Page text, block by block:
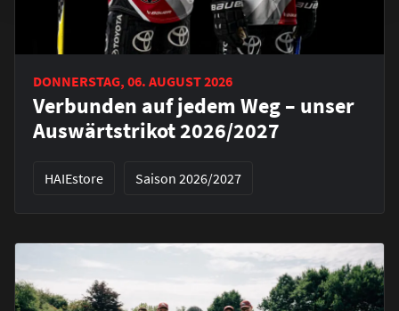
DONNERSTAG, 06. AUGUST 2026
Verbunden auf jedem Weg – unser
Auswärtstrikot 2026/2027
HAIEstore Saison 2026/2027